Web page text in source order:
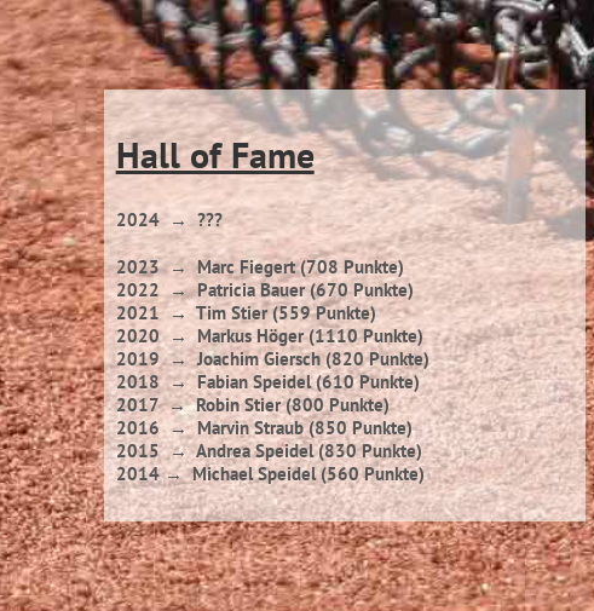
Hall of Fame
2024 → ???
2023→Marc Fiegert (708 Punkte)
2022→ Patricia Bauer (670 Punkte)
2021 → Tim Stier (559 Punkte)
2020→ Markus Höger (1110 Punkte)
2019 → Joachim Giersch (820 Punkte)
2018→ Fabian Speidel (610 Punkte)
2017→ Robin Stier (800 Punkte)
2016→ Marvin Straub (850 Punkte)
2015→ Andrea Speidel (830 Punkte)
2014→ Michael Speidel (560 Punkte)